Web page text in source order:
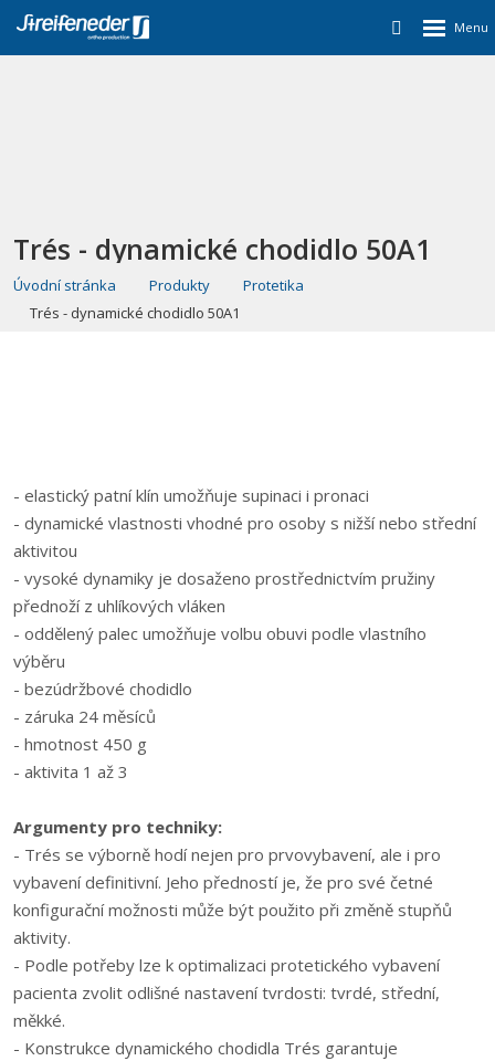
Trés - dynamické chodidlo 50A1
Úvodní stránka Produkty
Protetika
Trés - dynamické chodidlo 50A1
- elastický patní klín umožňuje supinaci i pronaci
- dynamické vlastnosti vhodné pro osoby s nižší nebo střední
aktivitou
- vysoké dynamiky je dosaženo prostřednictvím pružiny
přednoží z uhlíkových vláken
- oddělený palec umožňuje volbu obuvi podle vlastního
výběru
- bezúdržbové chodidlo
- záruka 24 měsíců
- hmotnost 450 g
- aktivita 1 až 3
Argumenty pro techniky:
- Trés se výborně hodí nejen pro prvovybavení, ale i pro
vybavení definitivní. Jeho předností je, že pro své četné
konfigurační možnosti může být použito při změně stupňů
aktivity.
- Podle potřeby lze k optimalizaci protetického vybavení
pacienta zvolit odlišné nastavení tvrdosti: tvrdé, střední,
měkké.
- Konstrukce dynamického chodidla Trés garantuje